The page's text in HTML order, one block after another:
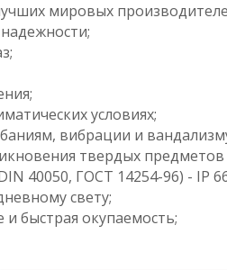
мировых
условиях;
вибрации и
твердых предметов
40050, ГОСТ 14254-96) - IP
свету;
быстрая окупаемость;